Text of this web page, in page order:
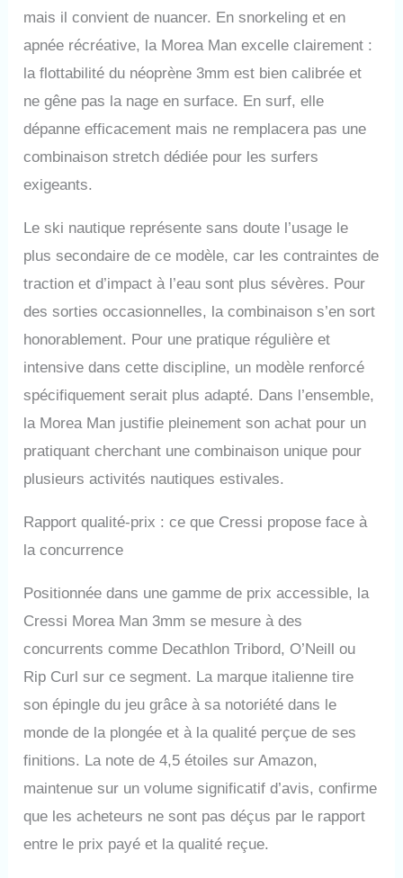
mais il convient de nuancer. En snorkeling et en
apnée récréative, la Morea Man excelle clairement :
la flottabilité du néoprène 3mm est bien calibrée et
ne gêne pas la nage en surface. En surf, elle
dépanne efficacement mais ne remplacera pas une
combinaison stretch dédiée pour les surfers
exigeants.
Le ski nautique représente sans doute l’usage le
plus secondaire de ce modèle, car les contraintes de
traction et d’impact à l’eau sont plus sévères. Pour
des sorties occasionnelles, la combinaison s’en sort
honorablement. Pour une pratique régulière et
intensive dans cette discipline, un modèle renforcé
spécifiquement serait plus adapté. Dans l’ensemble,
la Morea Man justifie pleinement son achat pour un
pratiquant cherchant une combinaison unique pour
plusieurs activités nautiques estivales.
Rapport qualité-prix : ce que Cressi propose face à
la concurrence
Positionnée dans une gamme de prix accessible, la
Cressi Morea Man 3mm se mesure à des
concurrents comme Decathlon Tribord, O’Neill ou
Rip Curl sur ce segment. La marque italienne tire
son épingle du jeu grâce à sa notoriété dans le
monde de la plongée et à la qualité perçue de ses
finitions. La note de 4,5 étoiles sur Amazon,
maintenue sur un volume significatif d’avis, confirme
que les acheteurs ne sont pas déçus par le rapport
entre le prix payé et la qualité reçue.